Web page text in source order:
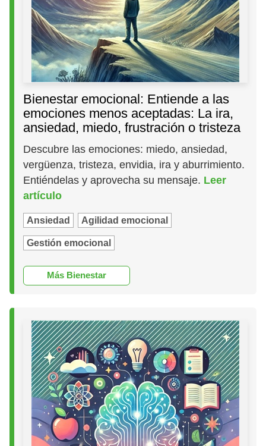
Bienestar emocional: Entiende a las
emociones menos aceptadas: La ira,
ansiedad, miedo, frustración o tristeza
Descubre las emociones: miedo, ansiedad,
vergüenza, tristeza, envidia, ira y aburrimiento.
Entiéndelas y aprovecha su mensaje. Leer
artículo
Ansiedad Agilidad emocional
Gestión emocional
Más Bienestar